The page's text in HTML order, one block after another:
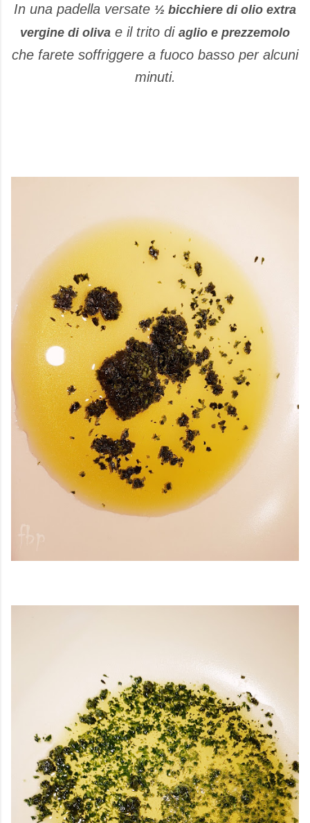
In una padella versate ½ bicchiere di olio extra
vergine di oliva e il trito di aglio e prezzemolo
che farete soffriggere a fuoco basso per alcuni
minuti.